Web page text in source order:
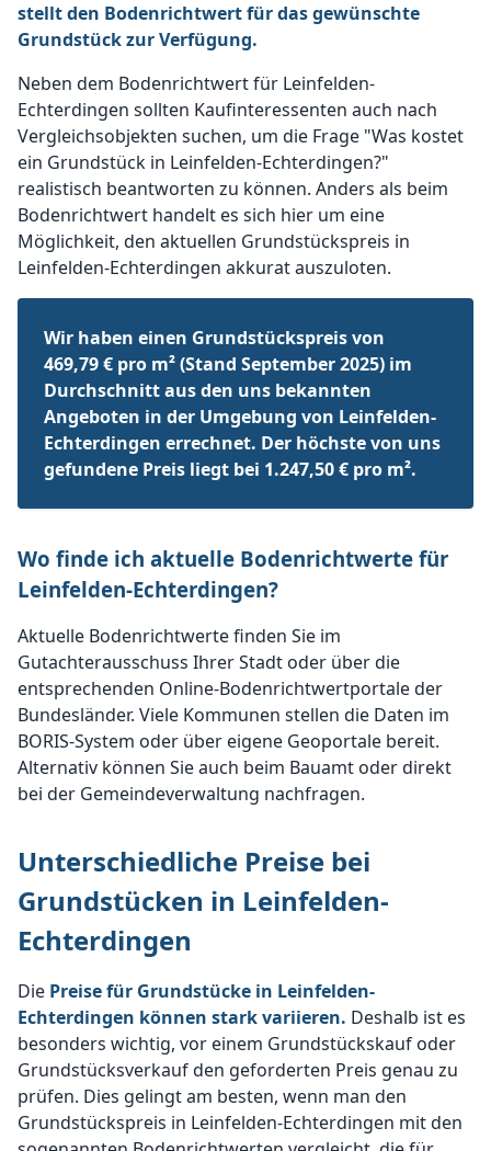
stellt den Bodenrichtwert für das gewünschte
Grundstück zur Verfügung.
Neben dem Bodenrichtwert für Leinfelden-
Echterdingen sollten Kaufinteressenten auch nach
Vergleichsobjekten suchen, um die Frage "Was kostet
ein Grundstück in Leinfelden-Echterdingen?"
realistisch beantworten zu können. Anders als beim
Bodenrichtwert handelt es sich hier um eine
Möglichkeit, den aktuellen Grundstückspreis in
Leinfelden-Echterdingen akkurat auszuloten.
Wir haben einen Grundstückspreis von
469,79 € pro m² (Stand September 2025) im
Durchschnitt aus den uns bekannten
Angeboten in der Umgebung von Leinfelden-
Echterdingen errechnet. Der höchste von uns
gefundene Preis liegt bei 1.247,50 € pro m².
Wo finde ich aktuelle Bodenrichtwerte für
Leinfelden-Echterdingen?
Aktuelle Bodenrichtwerte finden Sie im
Gutachterausschuss Ihrer Stadt oder über die
entsprechenden Online-Bodenrichtwertportale der
Bundesländer. Viele Kommunen stellen die Daten im
BORIS-System oder über eigene Geoportale bereit.
Alternativ können Sie auch beim Bauamt oder direkt
bei der Gemeindeverwaltung nachfragen.
Unterschiedliche Preise bei
Grundstücken in Leinfelden-
Echterdingen
Die Preise für Grundstücke in Leinfelden-
Echterdingen können stark variieren. Deshalb ist es
besonders wichtig, vor einem Grundstückskauf oder
Grundstücksverkauf den geforderten Preis genau zu
prüfen. Dies gelingt am besten, wenn man den
Grundstückspreis in Leinfelden-Echterdingen mit den